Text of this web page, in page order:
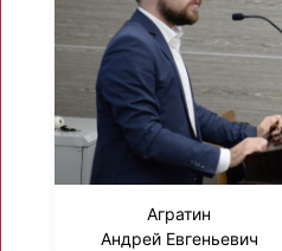
Агратин
Андрей Евгеньевич